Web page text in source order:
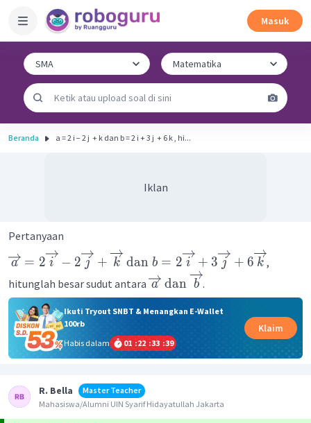
Masuk
Beranda a = 2 i − 2 j ​ + k dan b = 2 i + 3 j ​ + 6 k , hi...
Iklan
Pertanyaan
a = 2 i − 2 j + k dan b = 2 i + 3 j + 6 k ,
hitunglah besar sudut antara a dan b .
Ikuti Tryout SNBT & Menangkan E-Wallet
100rb
Habis dalam
01 :22 :33 :39
Klaim
R. Bella
Master Teacher
Mahasiswa/Alumni UIN Syarif Hidayatullah Jakarta